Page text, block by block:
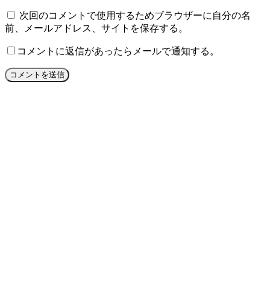
次回のコメントで使用するためブラウザーに自分の名
前、メールアドレス、サイトを保存する。
コメントに返信があったらメールで通知する。